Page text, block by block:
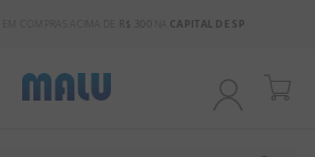
R$ 300 CAPITAL DE SP